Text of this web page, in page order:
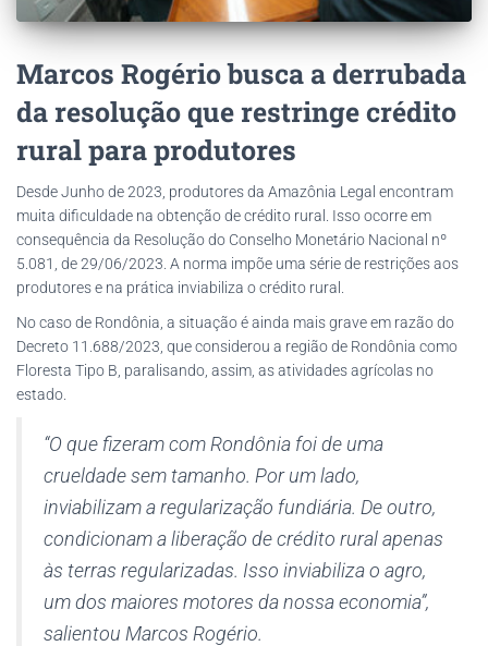
Marcos Rogério busca a derrubada
da resolução que restringe crédito
rural para produtores
Desde Junho de 2023, produtores da Amazônia Legal encontram
muita dificuldade na obtenção de crédito rural. Isso ocorre em
consequência da Resolução do Conselho Monetário Nacional nº
5.081, de 29/06/2023. A norma impõe uma série de restrições aos
produtores e na prática inviabiliza o crédito rural.
No caso de Rondônia, a situação é ainda mais grave em razão do
Decreto 11.688/2023, que considerou a região de Rondônia como
Floresta Tipo B, paralisando, assim, as atividades agrícolas no
estado.
“O que fizeram com Rondônia foi de uma
crueldade sem tamanho. Por um lado,
inviabilizam a regularização fundiária. De outro,
condicionam a liberação de crédito rural apenas
às terras regularizadas. Isso inviabiliza o agro,
um dos maiores motores da nossa economia”,
salientou Marcos Rogério.